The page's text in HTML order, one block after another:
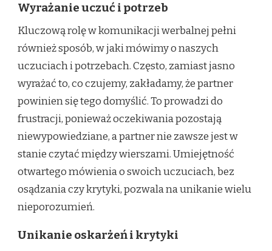
Wyrażanie uczuć i potrzeb
Kluczową rolę w komunikacji werbalnej pełni
również sposób, w jaki mówimy o naszych
uczuciach i potrzebach. Często, zamiast jasno
wyrażać to, co czujemy, zakładamy, że partner
powinien się tego domyślić. To prowadzi do
frustracji, ponieważ oczekiwania pozostają
niewypowiedziane, a partner nie zawsze jest w
stanie czytać między wierszami. Umiejętność
otwartego mówienia o swoich uczuciach, bez
osądzania czy krytyki, pozwala na unikanie wielu
nieporozumień.
Unikanie oskarżeń i krytyki